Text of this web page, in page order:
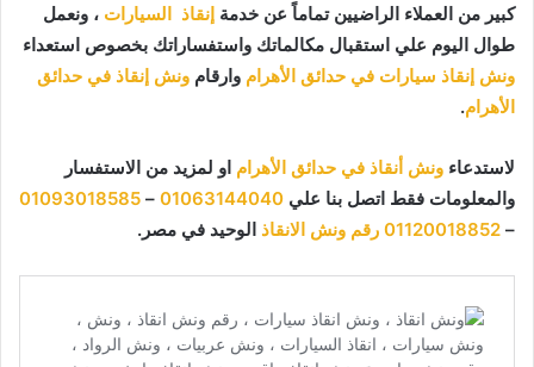
كبير من العملاء الراضيين تماماً عن خدمة إنقاذ السيارات ، ونعمل
طوال اليوم علي استقبال مكالماتك واستفساراتك بخصوص استعداء
ونش إنقاذ سيارات في حدائق الأهرام وارقام ونش إنقاذ في حدائق
الأهرام.
لاستدعاء ونش أنقاذ في حدائق الأهرام او لمزيد من الاستفسار
والمعلومات فقط اتصل بنا علي 01063144040
–
01093018585
–
01120018852 رقم ونش الانقاذ الوحيد في مصر.